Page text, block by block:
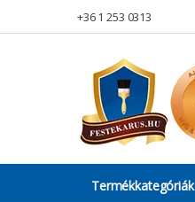
Skip to navigation
Skip to content+36 1 253 0313
Termékkategóriák